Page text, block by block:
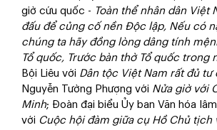
giờ cứu quốc - Toàn thể nhân dân Việt
đấu để củng cố nền Độc lập, Nếu có
chúng ta hãy đồng lòng dâng tính
Tổ quốc, Trước bàn thờ Tổ quốc trong
Bội Liêu với Dân tộc Việt Nam rất đủ tư
Nguyễn Tường Phượng với Nửa giờ với
Minh; Đoàn đại biểu Ủy ban Văn hóa
với Cuộc hội đàm giữa cụ Hồ Chủ tịch